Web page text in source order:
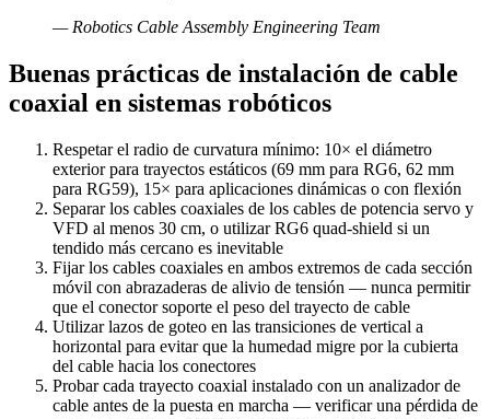
— Robotics Cable Assembly Engineering Team
Buenas prácticas de instalación de cable
coaxial en sistemas robóticos
Respetar el radio de curvatura mínimo: 10× el diámetro
exterior para trayectos estáticos (69 mm para RG6, 62 mm
para RG59), 15× para aplicaciones dinámicas o con flexión
Separar los cables coaxiales de los cables de potencia servo y
VFD al menos 30 cm, o utilizar RG6 quad-shield si un
tendido más cercano es inevitable
Fijar los cables coaxiales en ambos extremos de cada sección
móvil con abrazaderas de alivio de tensión — nunca permitir
que el conector soporte el peso del trayecto de cable
Utilizar lazos de goteo en las transiciones de vertical a
horizontal para evitar que la humedad migre por la cubierta
del cable hacia los conectores
Probar cada trayecto coaxial instalado con un analizador de
cable antes de la puesta en marcha — verificar una pérdida de